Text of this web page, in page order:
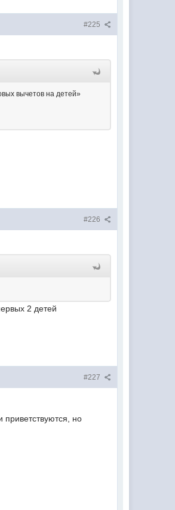
#225
вычетов на детей»
#226
2 детей
#227
приветствуются, но